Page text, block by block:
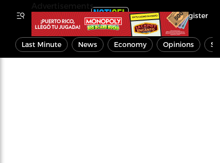
Register
Last Minute News Economy Opinions
Advertisements